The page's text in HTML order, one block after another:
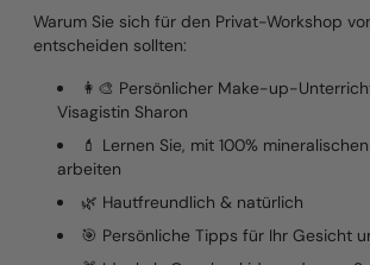
Warum Sie sich für den Privat-Workshop
entscheiden sollten:
👩‍🎨 Persönlicher Make-up-
Visagistin Sharon
💄 Lernen Sie, mit 100%
arbeiten
🌿 Hautfreundlich & natürlich
🎯 Persönliche Tipps für Ihr Gesicht